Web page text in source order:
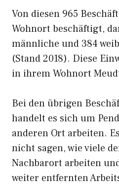
Von diesen 965
Wohnort beschäftigt,
männliche und 384
(Stand 2018). Diese
in ihrem Wohnort
Bei den übrigen
handelt es sich um
anderen Ort arbeiten.
nicht sagen, wie viele
Nachbarort arbeiten
weiter entfernten